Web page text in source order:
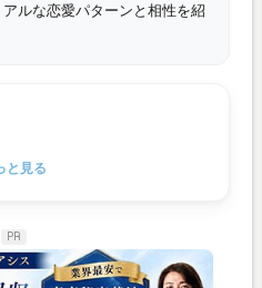
ルな恋愛パターンと相性を紹
と見る
PR